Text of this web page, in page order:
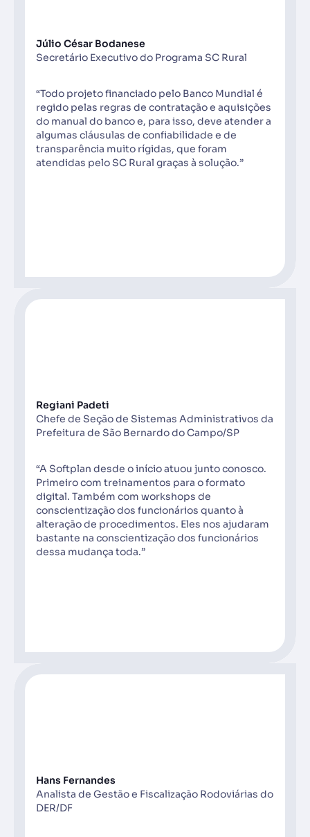
Júlio César Bodanese
Secretário Executivo do Programa SC Rural
“Todo projeto financiado pelo Banco Mundial é
regido pelas regras de contratação e aquisições
do manual do banco e, para isso, deve atender a
algumas cláusulas de confiabilidade e de
transparência muito rígidas, que foram
atendidas pelo SC Rural graças à solução.”
Regiani Padeti
Chefe de Seção de Sistemas Administrativos da
Prefeitura de São Bernardo do Campo/SP
“A Softplan desde o início atuou junto conosco.
Primeiro com treinamentos para o formato
digital. Também com workshops de
conscientização dos funcionários quanto à
alteração de procedimentos. Eles nos ajudaram
bastante na conscientização dos funcionários
dessa mudança toda.”
Hans Fernandes
Analista de Gestão e Fiscalização Rodoviárias do
DER/DF